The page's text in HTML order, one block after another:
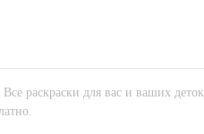
раскраски для вас и ваших деток